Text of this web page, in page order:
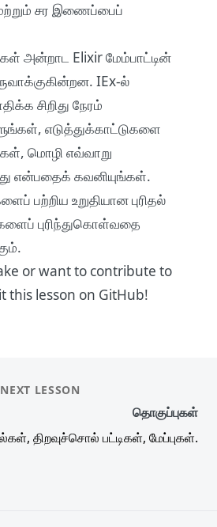
சர இணைப்பைப்
அன்றாட Elixir மேம்பாட்டின்
IEx-ல்
சிறிது நேரம்
எடுத்துக்காட்டுகளை
மொழி எவ்வாறு
என்பதைக் கவனியுங்கள்.
பற்றிய உறுதியான புரிதல்
புரிந்துகொள்வதை
or want to contribute to
this lesson on GitHub!
NEXT LESSON
தொகுப்புகள்
திறவுச்சொல் பட்டிகள், மேப்புகள்.